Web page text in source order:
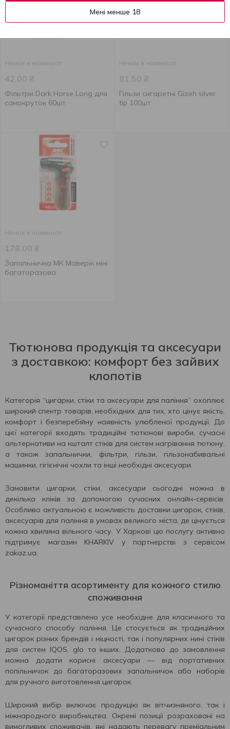
Немає в наявності
42.00 ₴
Фільтри Dark Horse Long для
самокруток 60шт
Немає в наявності
81.50 ₴
Гільзи сигаретні Gizeh silver
tip 100шт
Немає в наявності
178.00 ₴
Запальничка МК Маверік міні
багаторазова
Тютюнова продукція та аксесуари
з доставкою: комфорт без зайвих
клопотів
Категорія “цигарки, стіки та аксесуари для паління” охоплює
широкий спектр товарів, необхідних для тих, хто цінує якість,
комфорт і безперебійну наявність улюбленої продукції. До
цієї категорії входять традиційні тютюнові вироби, сучасні
альтернативи на кшталт стіків для систем нагрівання тютюну,
а також запальнички, фільтри, гільзи, гільзонабивальні
машинки, гігієнічні чохли та інші необхідні аксесуари.
Замовити цигарки, стіки, аксесуари сьогодні можна в
декілька кліків за допомогою сучасних онлайн-сервісів.
Особливо актуальною є можливість доставки цигарок, стіків,
аксесуарів для паління в умовах великого міста, де цінується
кожна хвилина вільного часу. У Харкові цю послугу активно
підтримує магазин KHARKIV у партнерстві з сервісом
zakaz.ua.
Різноманіття асортименту для кожного стилю
споживання
У категорії представлено усе необхідне для класичного та
сучасного способу паління. Це стосується як традиційних
цигарок різних брендів і міцності, так і популярних нині стіків
для систем IQOS, glo та інших. Додатково до замовлення
можна додати корисні аксесуари — від портативних
попільничок до багаторазових запальничок або наборів
для ручного виготовлення цигарок.
Широкий вибір включає продукцію як вітчизняного, так і
міжнародного виробництва. Окремі позиції розраховані на
вимогливих споживачів, які надають перевагу преміальним
Мені менше 18